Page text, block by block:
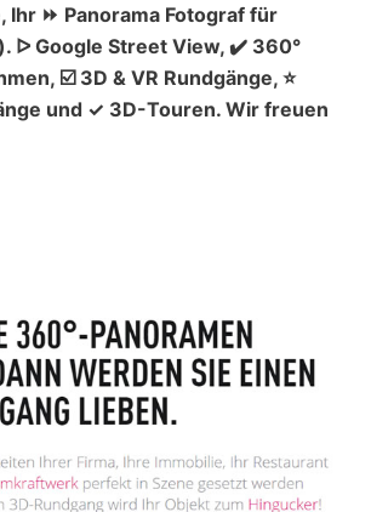
Ihr ⏩ Panorama Fotograf für
ᐅ Google Street View, ✔️ 360°
☑️ 3D & VR Rundgänge, ⭐
und ✓ 3D-Touren. Wir freuen